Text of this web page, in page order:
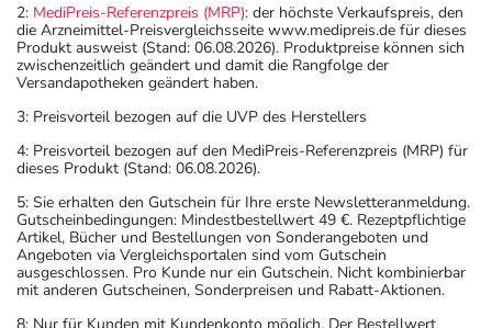
2: MediPreis-Referenzpreis (MRP): der höchste Verkaufspreis, den
die Arzneimittel-Preisvergleichsseite www.medipreis.de für dieses
Produkt ausweist (Stand: 06.08.2026). Produktpreise können sich
zwischenzeitlich geändert und damit die Rangfolge der
Versandapotheken geändert haben.
3: Preisvorteil bezogen auf die UVP des Herstellers
4: Preisvorteil bezogen auf den MediPreis-Referenzpreis (MRP) für
dieses Produkt (Stand: 06.08.2026).
5: Sie erhalten den Gutschein für Ihre erste Newsletteranmeldung.
Gutscheinbedingungen: Mindestbestellwert 49 €. Rezeptpflichtige
Artikel, Bücher und Bestellungen von Sonderangeboten und
Angeboten via Vergleichsportalen sind vom Gutschein
ausgeschlossen. Pro Kunde nur ein Gutschein. Nicht kombinierbar
mit anderen Gutscheinen, Sonderpreisen und Rabatt-Aktionen.